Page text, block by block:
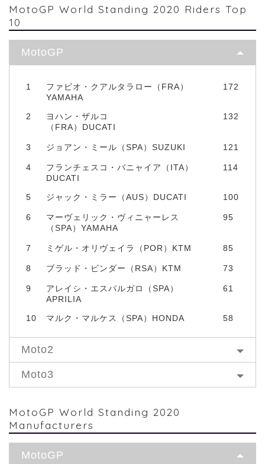
MotoGP World Standing 2020 Riders Top
10
MotoGP
1
ファビオ・クアルタラロー（FRA）
YAMAHA
172
2
ヨハン・ザルコ
（FRA）DUCATI
132
3 ジョアン・ミール（SPA）SUZUKI 121
4
フランチェスコ・バニャイア（ITA）
DUCATI
114
5 ジャック・ミラー（AUS）DUCATI 100
6
マーヴェリック・ヴィニャーレス
（SPA）YAMAHA
95
7 ミゲル・オリヴェイラ（POR）KTM 85
8 ブラッド・ビンダー（RSA）KTM 73
9
アレイシ・エスパルガロ（SPA）
APRILIA
61
10 マルク・マルケス（SPA）HONDA 58
Moto2
Moto3
MotoGP World Standing 2020
Manufacturers
MotoGP